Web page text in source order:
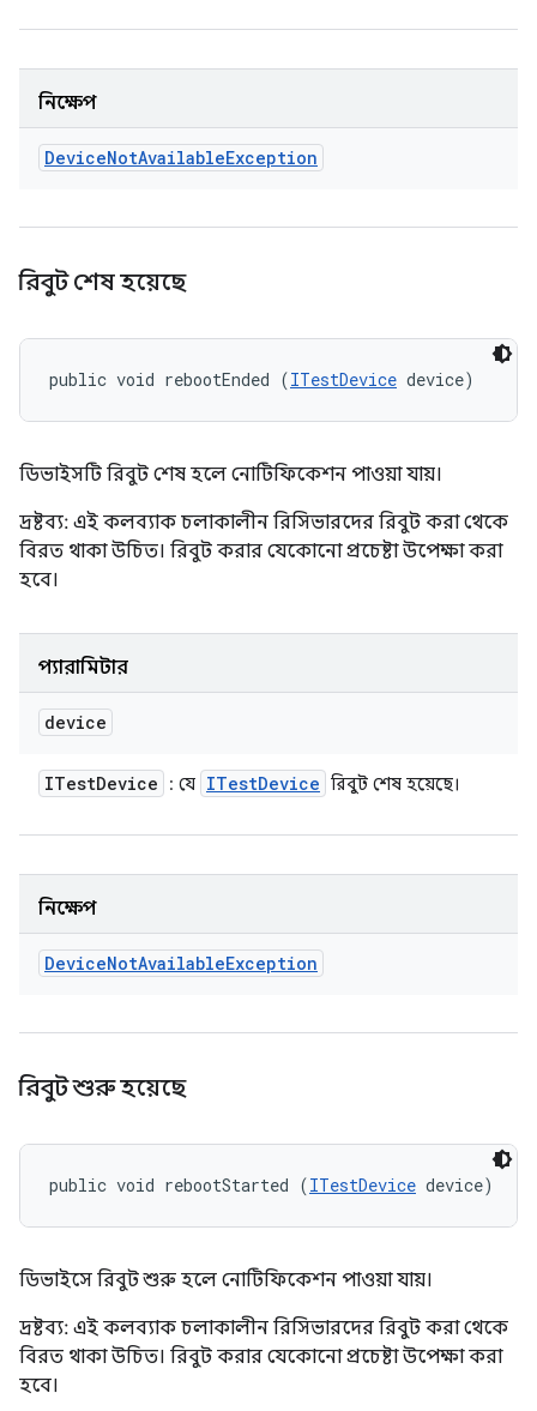
নিক্ষেপ
DeviceNotAvailableException
রিবুট শেষ হয়েছে
public void rebootEnded (ITestDevice device)
ডিভাইসটি রিবুট শেষ হলে নোটিফিকেশন পাওয়া যায়।
দ্রষ্টব্য: এই কলব্যাক চলাকালীন রিসিভারদের রিবুট করা থেকে
বিরত থাকা উচিত। রিবুট করার যেকোনো প্রচেষ্টা উপেক্ষা করা
হবে।
প্যারামিটার
device
ITestDevice : যে ITestDevice রিবুট শেষ হয়েছে।
নিক্ষেপ
DeviceNotAvailableException
রিবুট শুরু হয়েছে
public void rebootStarted (ITestDevice device)
ডিভাইসে রিবুট শুরু হলে নোটিফিকেশন পাওয়া যায়।
দ্রষ্টব্য: এই কলব্যাক চলাকালীন রিসিভারদের রিবুট করা থেকে
বিরত থাকা উচিত। রিবুট করার যেকোনো প্রচেষ্টা উপেক্ষা করা
হবে।